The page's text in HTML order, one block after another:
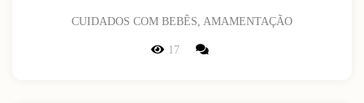
CUIDADOS COM BEBÊS, AMAMENTAÇÃO
17